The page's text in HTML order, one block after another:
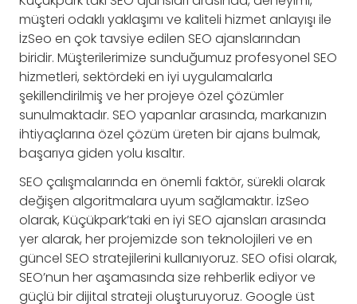
müşteri odaklı yaklaşımı ve kaliteli hizmet anlayışı ile
İzSeo en çok tavsiye edilen SEO ajanslarından
biridir. Müşterilerimize sunduğumuz profesyonel SEO
hizmetleri, sektördeki en iyi uygulamalarla
şekillendirilmiş ve her projeye özel çözümler
sunulmaktadır. SEO yapanlar arasında, markanızın
ihtiyaçlarına özel çözüm üreten bir ajans bulmak,
başarıya giden yolu kısaltır.
SEO çalışmalarında en önemli faktör, sürekli olarak
değişen algoritmalara uyum sağlamaktır. İzSeo
olarak, Küçükpark’taki en iyi SEO ajansları arasında
yer alarak, her projemizde son teknolojileri ve en
güncel SEO stratejilerini kullanıyoruz. SEO ofisi olarak,
SEO’nun her aşamasında size rehberlik ediyor ve
güçlü bir dijital strateji oluşturuyoruz. Google üst